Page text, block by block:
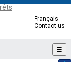
Français
Contact us
☰